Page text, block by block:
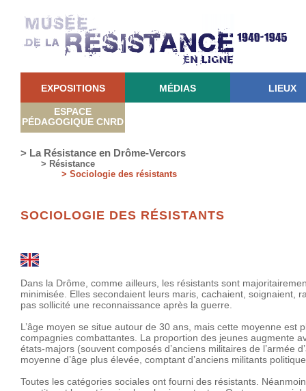
EXPOSITIONS MÉDIAS LIEUX
ESPACE
PÉDAGOGIQUE CNRD
> La Résistance en Drôme-Vercors
> Résistance
> Sociologie des résistants
SOCIOLOGIE DES RÉSISTANTS
Dans la Drôme, comme ailleurs, les résistants sont
minimisée. Elles secondaient leurs maris, cachaient, soignaient,
pas sollicité une reconnaissance après la guerre.
L’âge moyen se situe autour de 30 ans, mais cette moyenne est
compagnies combattantes. La proportion des jeunes augmente
états-majors (souvent composés d’anciens militaires de l’armée
moyenne d’âge plus élevée, comptant d’anciens militants
Toutes les catégories sociales ont fourni des résistants.